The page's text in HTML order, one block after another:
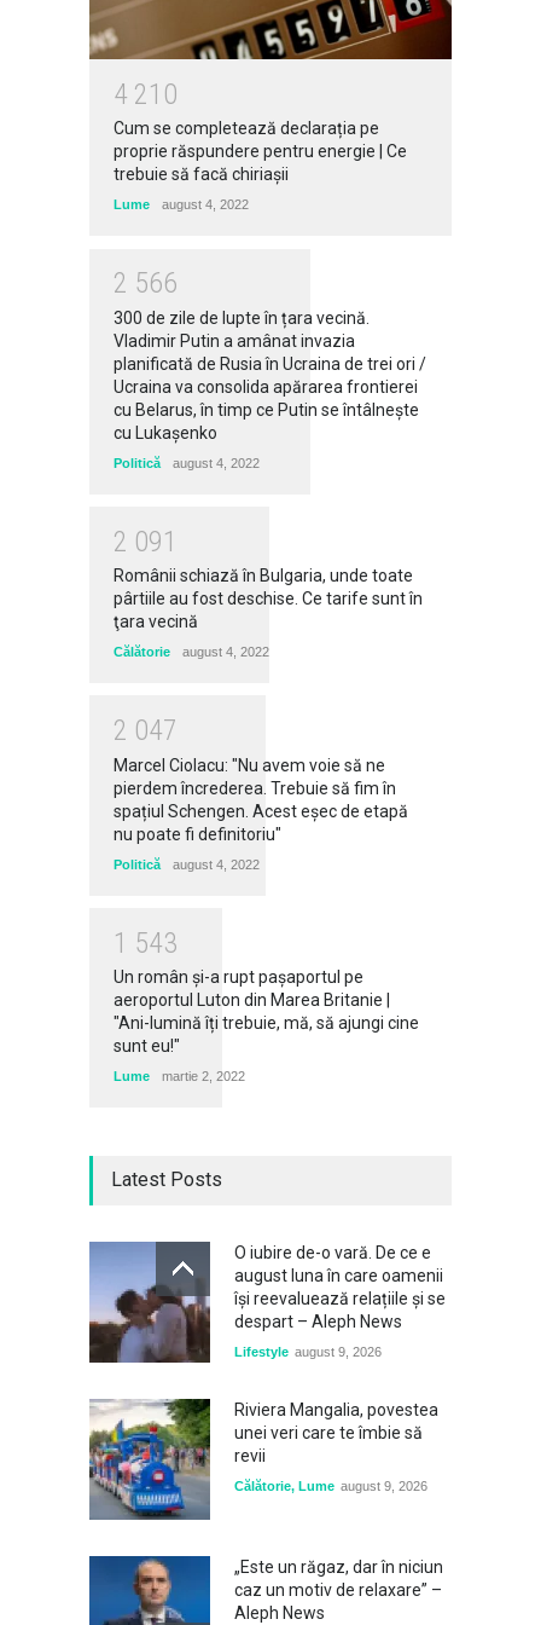
4 21 0
Cum se completează declarația pe
proprie răspundere pentru energie | Ce
trebuie să facă chiriașii
Lume august 4, 2022
2 566
300 de zile de lupte în țara vecină.
Vladimir Putin a amânat invazia
planificată de Rusia în Ucraina de trei ori /
Ucraina va consolida apărarea frontierei
cu Belarus, în timp ce Putin se întâlneşte
cu Lukaşenko
Politică august 4, 2022
2 091
Românii schiază în Bulgaria, unde toate
pârtiile au fost deschise. Ce tarife sunt în
ţara vecină
Călătorie august 4, 2022
2 047
Marcel Ciolacu: "Nu avem voie să ne
pierdem încrederea. Trebuie să fim în
spațiul Schengen. Acest eșec de etapă
nu poate fi definitoriu"
Politică august 4, 2022
1 543
Un român și-a rupt pașaportul pe
aeroportul Luton din Marea Britanie |
"Ani-lumină îți trebuie, mă, să ajungi cine
sunt eu!"
Lume martie 2, 2022
Latest Posts
O iubire de-o vară. De ce e
august luna în care oamenii
își reevaluează relațiile și se
despart – Aleph News
Lifestyle august 9, 2026
Riviera Mangalia, povestea
unei veri care te îmbie să
revii
Călătorie, Lume august 9, 2026
„Este un răgaz, dar în niciun
caz un motiv de relaxare” –
Aleph News